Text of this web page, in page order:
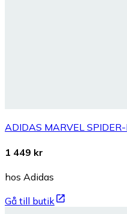
ADIDAS MARVEL
1 449 kr
hos Adidas
Gå till butik